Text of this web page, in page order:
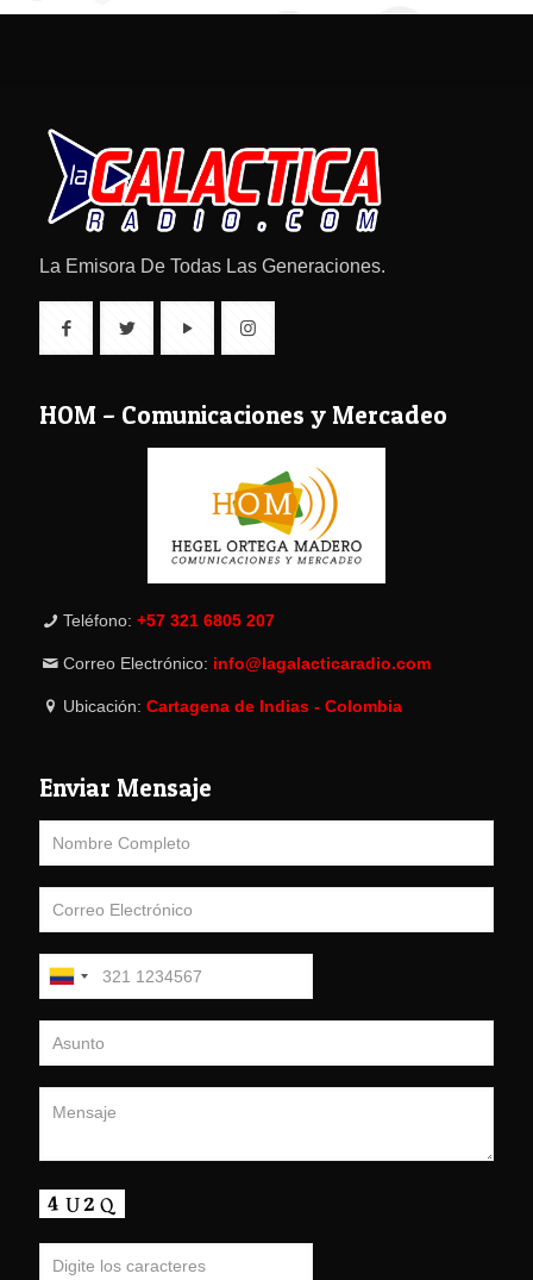
La Emisora De Todas Las Generaciones.
HOM – Comunicaciones y Mercadeo
Teléfono: +57 321 6805 207
Correo Electrónico: info@lagalacticaradio.com
Ubicación: Cartagena de Indias - Colombia
Enviar Mensaje